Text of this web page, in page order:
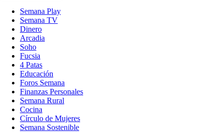
Semana Play
Semana TV
Dinero
Arcadia
Soho
in
new
window
Fucsia
in
new
window
4 Patas
Educación
Foros Semana
Finanzas Personales
Semana Rural
Cocina
Círculo de Mujeres
Semana Sostenible